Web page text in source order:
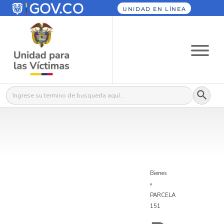
UNIDAD EN LÍNEA
Buscar: Botón
Bienes
»
PARCELA
151